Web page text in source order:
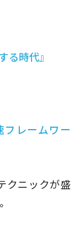
る時代』
フレームワー
クニックが盛